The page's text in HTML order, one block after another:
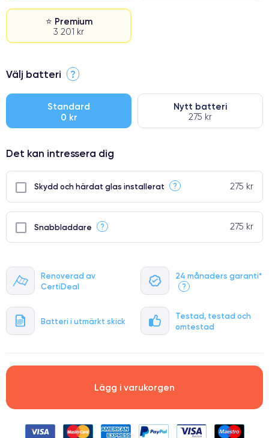
Renoverad av
CertiDeal
24 månaders garanti*
?
Batteri i utmärkt skick
Testad, testad och
omtestad
⭐ Premium
3 201 kr
⭐ Premium
● Oklanderlig kvalitetsskärm
● Endast 5% av våra telefoner har premiumklassning
Välj batteri ?
Standard
0 kr
Nytt batteri
275 kr
Det kan intressera dig
Skydd och härdat glas installerat ? 275 kr
Snabbladdare ? 275 kr
Lägg i varukorgen